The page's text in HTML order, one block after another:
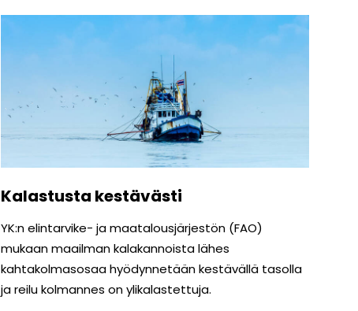
Kalastusta kestävästi
YK:n elintarvike- ja maatalousjärjestön (FAO)
mukaan maailman kalakannoista lähes
kahtakolmasosaa hyödynnetään kestävällä tasolla
ja reilu kolmannes on ylikalastettuja.